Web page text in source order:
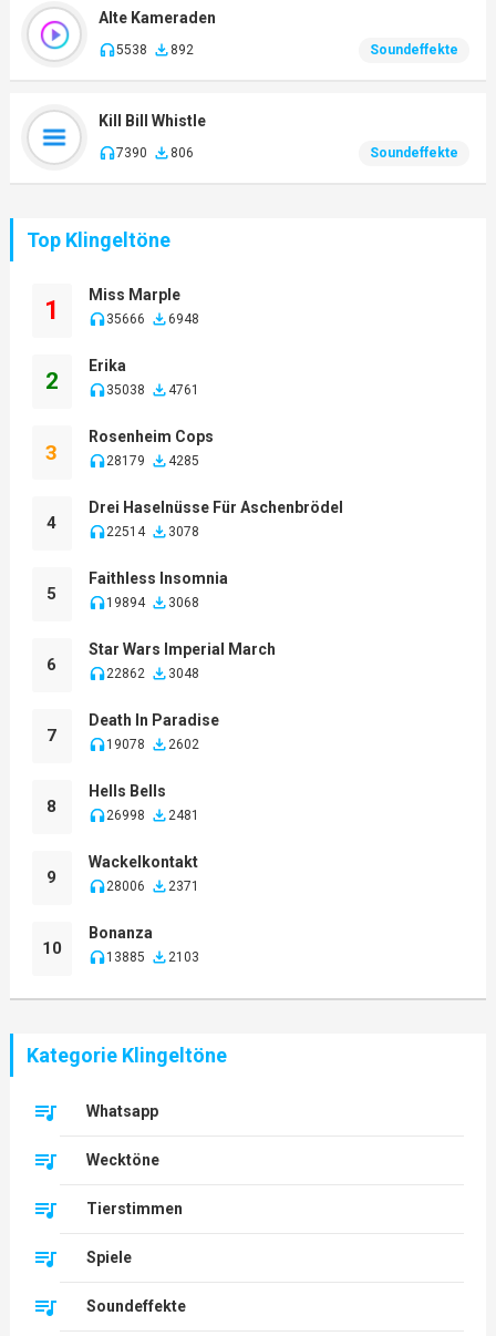
Alte Kameraden
5538 892 Soundeffekte
Kill Bill Whistle
7390 806 Soundeffekte
Top Klingeltöne
1
Miss Marple
35666 6948
2
Erika
35038 4761
3
Rosenheim Cops
28179 4285
4
Drei Haselnüsse Für Aschenbrödel
22514 3078
5
Faithless Insomnia
19894 3068
6
Star Wars Imperial March
22862 3048
7
Death In Paradise
19078 2602
8
Hells Bells
26998 2481
9
Wackelkontakt
28006 2371
10
Bonanza
13885 2103
Kategorie Klingeltöne
Whatsapp
Wecktöne
Tierstimmen
Spiele
Soundeffekte